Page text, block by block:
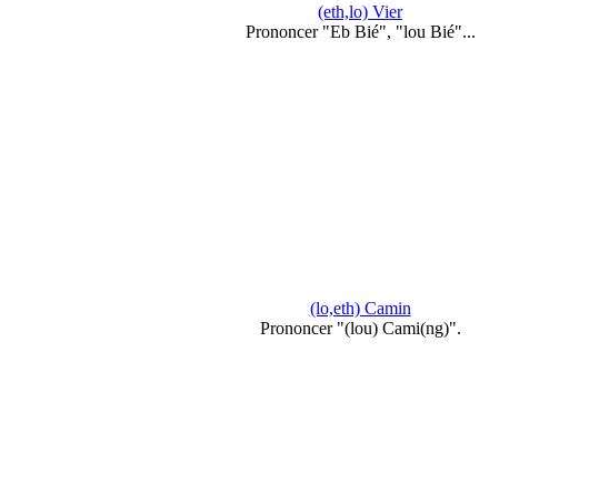
(eth,lo) Vier
Prononcer "Eb Bié", "lou Bié"...
(lo,eth) Camin
Prononcer "(lou) Cami(ng)".